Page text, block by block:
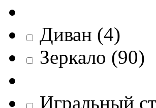
Диван (4)
Зеркало (90)
Игральный